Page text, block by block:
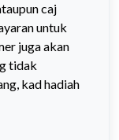
caj
untuk
juga akan
tidak
kad hadiah